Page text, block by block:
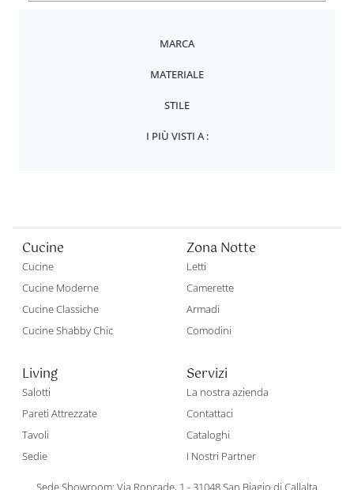
MARCA
MATERIALE
STILE
I PIÙ VISTI A :
Cucine
Cucine
Cucine Moderne
Cucine Classiche
Cucine Shabby Chic
Zona Notte
Letti
Camerette
Armadi
Comodini
Living
Salotti
Pareti Attrezzate
Tavoli
Sedie
Servizi
La nostra azienda
Contattaci
Cataloghi
I Nostri Partner
Sede Showroom: Via Roncade, 1 - 31048 San Biagio di Callalta